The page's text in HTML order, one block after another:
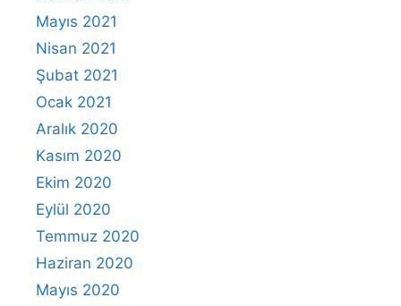
Mayıs 2021
Nisan 2021
Şubat 2021
Ocak 2021
Aralık 2020
Kasım 2020
Ekim 2020
Eylül 2020
Temmuz 2020
Haziran 2020
Mayıs 2020